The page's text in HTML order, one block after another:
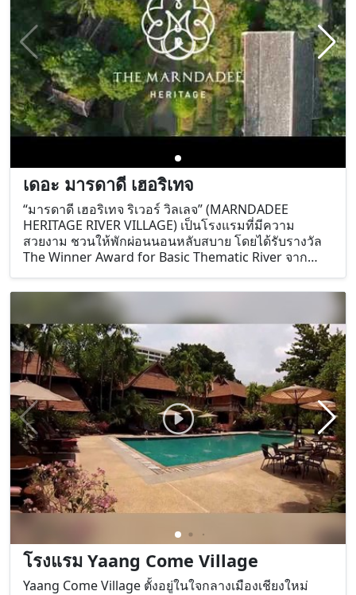
เดอะ มารดาดี เฮอริเทจ
“มารดาดี เฮอริเทจ ริเวอร์ วิลเลจ” (MARNDADEE
HERITAGE RIVER VILLAGE) เป็นโรงแรมที่มีความ
สวยงาม ชวนให้พักผ่อนนอนหลับสบาย โดยได้รับรางวัล
The Winner Award for Basic Thematic River จาก
โรงแรม Yaang Come Village
Yaang Come Village ตั้งอยู่ในใจกลางเมืองเชียงใหม่